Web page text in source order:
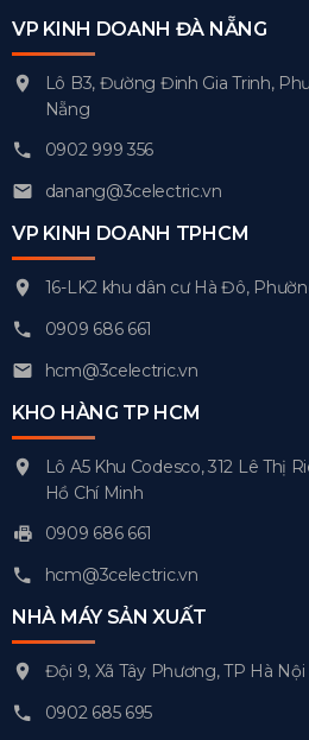
VP KINH DOANH ĐÀ NẴNG
Lô B3, Đường Đinh Gia Trinh,
Nẵng
0902 999 356
danang@3celectric.vn
VP KINH DOANH TPHCM
16-LK2 khu dân cư Hà Đô,
0909 686 661
hcm@3celectric.vn
KHO HÀNG TP HCM
Lô A5 Khu Codesco, 312 Lê Thị
Hồ Chí Minh
0909 686 661
hcm@3celectric.vn
NHÀ MÁY SẢN XUẤT
Đội 9, Xã Tây Phương, TP Hà Nội
0902 685 695